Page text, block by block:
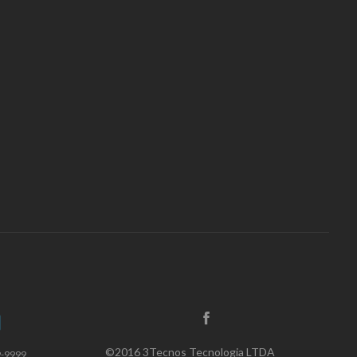
9999 ©2016 3Tecnos Tecnologia LTDA